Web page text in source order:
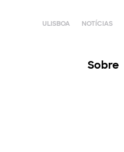
ULISBOA NOTÍCIAS
Sobre